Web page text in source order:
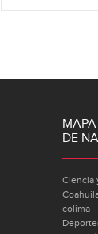
MAPA
DE
Ciencia
colima